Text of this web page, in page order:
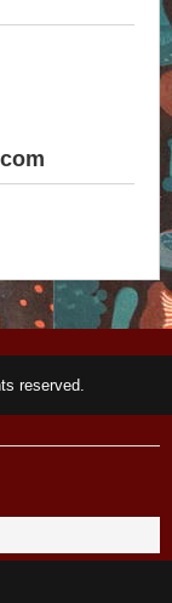
reserved.